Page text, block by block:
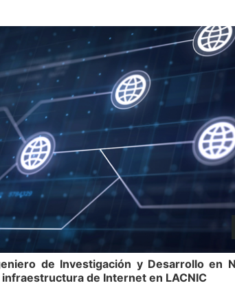
de Investigación y Desarrollo en
de Internet en LACNIC